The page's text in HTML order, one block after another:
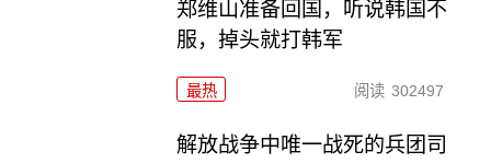
郑维山准备回国，听说韩国不
服，掉头就打韩军
最热 阅读 302497
解放战争中唯一战死的兵团司